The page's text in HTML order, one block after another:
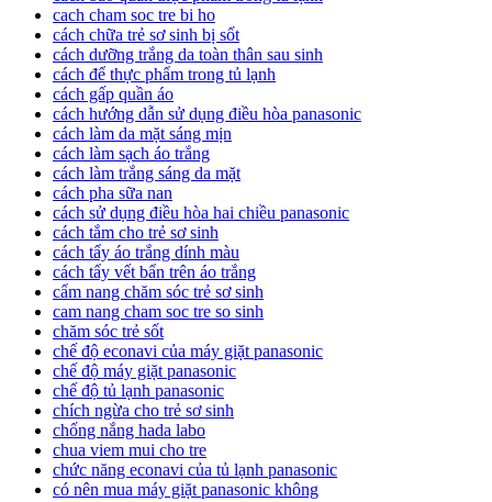
cach cham soc tre bi ho
cách chữa trẻ sơ sinh bị sốt
cách dưỡng trắng da toàn thân sau sinh
cách để thực phẩm trong tủ lạnh
cách gấp quần áo
cách hướng dẫn sử dụng điều hòa panasonic
cách làm da mặt sáng mịn
cách làm sạch áo trắng
cách làm trắng sáng da mặt
cách pha sữa nan
cách sử dụng điều hòa hai chiều panasonic
cách tắm cho trẻ sơ sinh
cách tẩy áo trắng dính màu
cách tẩy vết bẩn trên áo trắng
cẩm nang chăm sóc trẻ sơ sinh
cam nang cham soc tre so sinh
chăm sóc trẻ sốt
chế độ econavi của máy giặt panasonic
chế độ máy giặt panasonic
chế độ tủ lạnh panasonic
chích ngừa cho trẻ sơ sinh
chống nắng hada labo
chua viem mui cho tre
chức năng econavi của tủ lạnh panasonic
có nên mua máy giặt panasonic không